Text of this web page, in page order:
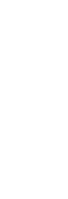
favoritos
favoritos